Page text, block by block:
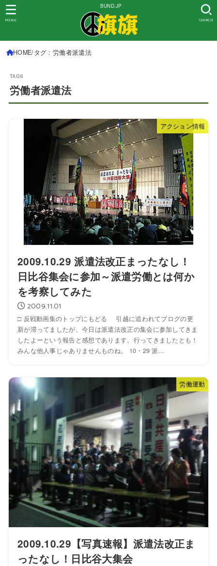
BUND.JP
SEARCH
MENU
HOME タグ : 労働者派遣法
労働者派遣法
アクション情報
2009.10.29 派遣法改正まったなし！
日比谷集会に参加～派遣労働とは何か
を考察してみた
2009.11.01
□ 反戦動画集のトップにもどる 引越に追われてブログの更
新が滞ってましたが、今日は派遣法改正の集会に参加してきま
したよーという報告と感想であります。行ってきましたとも！
みんな他人事じゃありませんものね。 10・29 派...
労働運動
2009.10.29【写真速報】派遣法改正ま
ったなし！日比谷大集会